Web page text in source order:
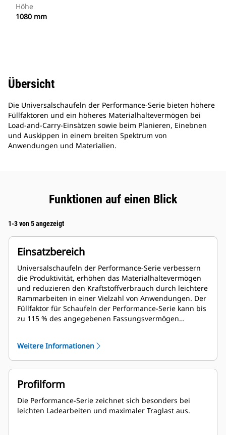
Höhe
1080 mm
Übersicht
Die Universalschaufeln der Performance-Serie bieten höhere
Füllfaktoren und ein höheres Materialhaltevermögen bei
Load-and-Carry-Einsätzen sowie beim Planieren, Einebnen
und Auskippen in einem breiten Spektrum von
Anwendungen und Materialien.
Funktionen auf einen Blick
1-3 von 5 angezeigt
Einsatzbereich
Universalschaufeln der Performance-Serie verbessern
die Produktivität, erhöhen das Materialhaltevermögen
und reduzieren den Kraftstoffverbrauch durch leichtere
Rammarbeiten in einer Vielzahl von Anwendungen. Der
Füllfaktor für Schaufeln der Performance-Serie kann bis
zu 115 % des angegebenen Fassungsvermögen
Weitere Informationen
Profilform
Die Performance-Serie zeichnet sich besonders bei
leichten Ladearbeiten und maximaler Traglast aus.